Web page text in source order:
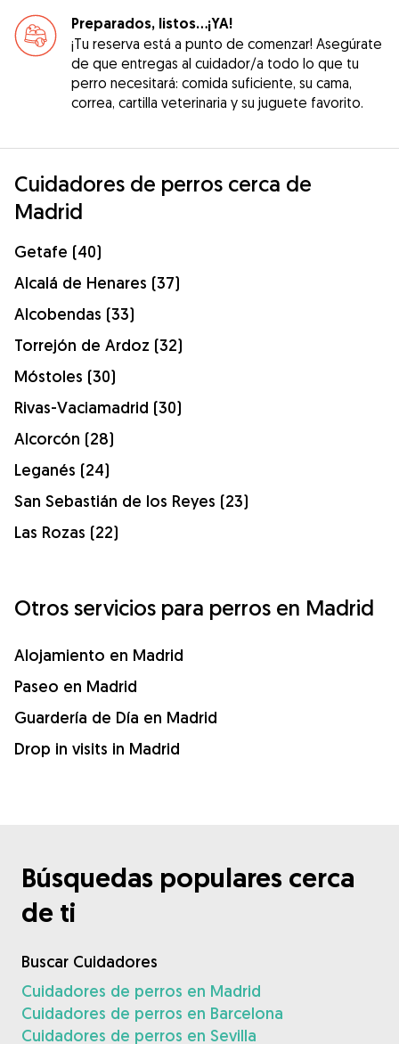
Preparados, listos...¡YA!
¡Tu reserva está a punto de comenzar! Asegúrate
de que entregas al cuidador/a todo lo que tu
perro necesitará: comida suficiente, su cama,
correa, cartilla veterinaria y su juguete favorito.
Cuidadores de perros cerca de
Madrid
Getafe (40)
Alcalá de Henares (37)
Alcobendas (33)
Torrejón de Ardoz (32)
Móstoles (30)
Rivas-Vaciamadrid (30)
Alcorcón (28)
Leganés (24)
San Sebastián de los Reyes (23)
Las Rozas (22)
Otros servicios para perros en Madrid
Alojamiento en Madrid
Paseo en Madrid
Guardería de Día en Madrid
Drop in visits in Madrid
Búsquedas populares cerca
de ti
Buscar Cuidadores
Cuidadores de perros en Madrid
Cuidadores de perros en Barcelona
Cuidadores de perros en Sevilla